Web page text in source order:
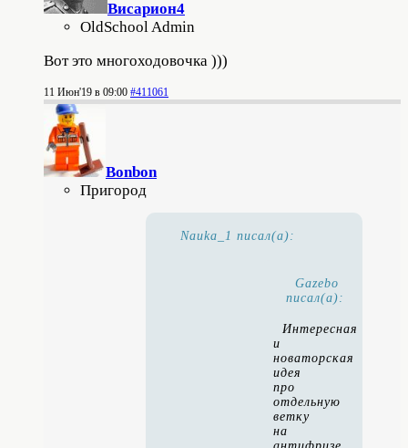
Висариoн4
OldSchool Admin
Вот это многоходовочка )))
11 Июн'19 в 09:00 #411061
Bonbon
Пригород
Nauka_1 писал(а):
Gazebo
писал(а):
Интересная
и
новаторская
идея
про
отдельную
ветку
на